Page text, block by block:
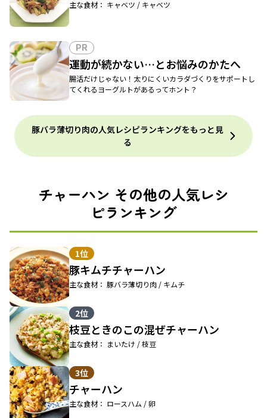
主な食材： キャベツ / キャベツ
PR
運動が続かない…とお悩みのかたへ
腸活だけじゃない！太りにくいカラダづくりをサポートし
てくれるヨーグルトがあるってホント？
豚バラ薄切り肉の人気レシピランキングをもっと見
る
チャーハン その他の人気レシ
ピランキング
1位
豚キムチチャーハン
主な食材： 豚バラ薄切り肉 / キムチ
2位
枝豆ときのこの混ぜチャーハン
主な食材： まいたけ / 枝豆
3位
チャーハン
主な食材： ロースハム / 卵